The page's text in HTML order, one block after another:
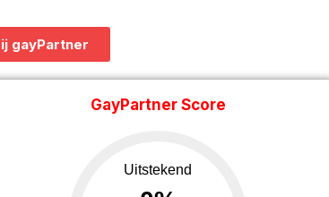
gayPartner
GayPartner Score
Uitstekend